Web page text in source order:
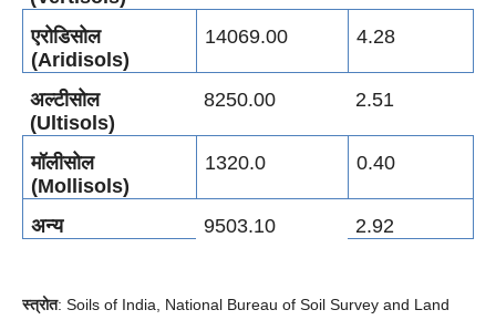
एरोडिसोल
(Aridisols)
14069.00 4.28
अल्टीसोल
(Ultisols)
8250.00 2.51
मॉलीसोल
(Mollisols)
1320.0 0.40
अन्य 9503.10 2.92
स्त्रोत: Soils of India, National Bureau of Soil Survey and Land